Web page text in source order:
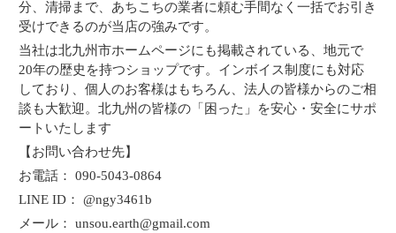
分、清掃まで、あちこちの業者に頼む手間なく一括でお引き
受けできるのが当店の強みです。
当社は北九州市ホームページにも掲載されている、地元で
20年の歴史を持つショップです。インボイス制度にも対応
しており、個人のお客様はもちろん、法人の皆様からのご相
談も大歓迎。北九州の皆様の「困った」を安心・安全にサポ
ートいたします
【お問い合わせ先】
お電話： 090-5043-0864
LINE ID： @ngy3461b
メール： unsou.earth@gmail.com